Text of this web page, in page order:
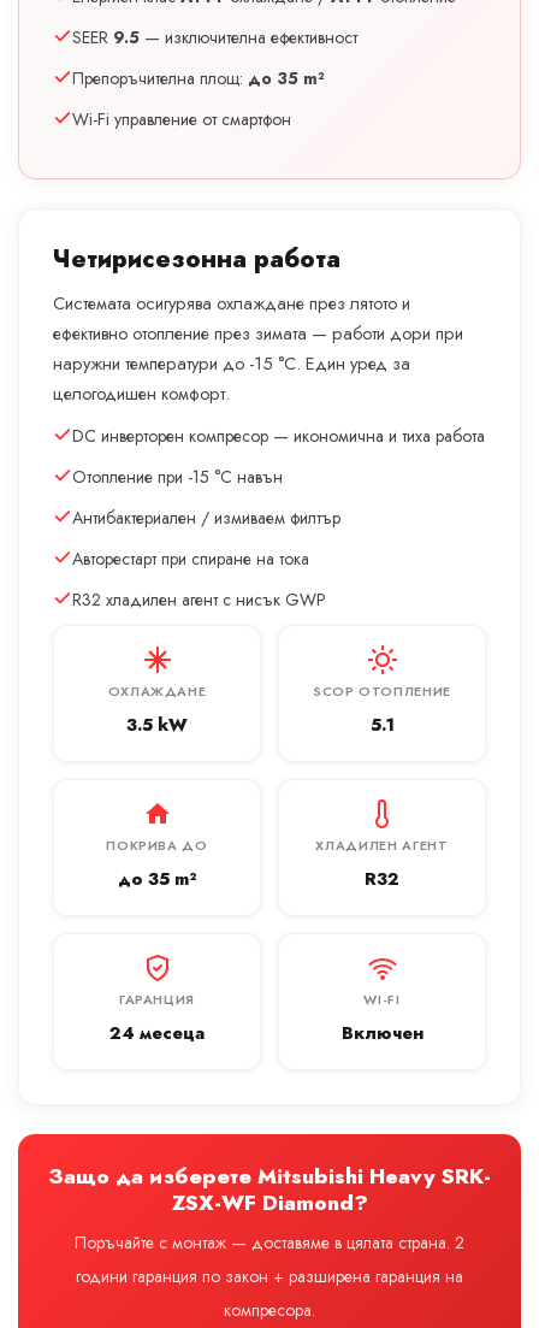
SEER 9.5 — изключителна ефективност
Препоръчителна площ: до 35 m²
Wi-Fi управление от смартфон
Четирисезонна работа
Системата осигурява охлаждане през лятото и
ефективно отопление през зимата — работи дори при
наружни температури до -15 °C. Един уред за
целогодишен комфорт.
DC инверторен компресор — икономична и тиха работа
Отопление при -15 °C навън
Антибактериален / измиваем филтър
Авторестарт при спиране на тока
R32 хладилен агент с нисък GWP
ОХЛАЖДАНЕ
3.5 kW
SCOP ОТОПЛЕНИЕ
5.1
ПОКРИВА ДО
до 35 m²
ХЛАДИЛЕН АГЕНТ
R32
ГАРАНЦИЯ
24 месеца
WI-FI
Включен
Защо да изберете Mitsubishi Heavy SRK-
ZSX-WF Diamond?
Поръчайте с монтаж — доставяме в цялата страна. 2
години гаранция по закон + разширена гаранция на
компресора.